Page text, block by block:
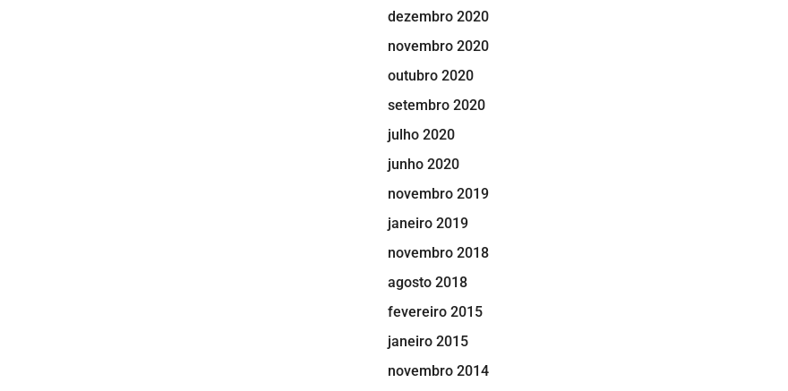
dezembro 2020
novembro 2020
outubro 2020
setembro 2020
julho 2020
junho 2020
novembro 2019
janeiro 2019
novembro 2018
agosto 2018
fevereiro 2015
janeiro 2015
novembro 2014